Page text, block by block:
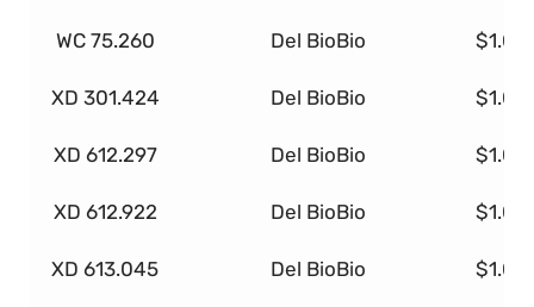
WC 75.260 Del BioBio
XD 301.424 Del BioBio
XD 612.297 Del BioBio
XD 612.922 Del BioBio
XD 613.045 Del BioBio